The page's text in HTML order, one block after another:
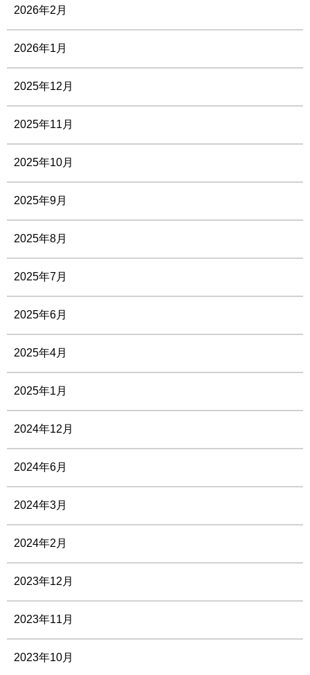
2026年2月
2026年1月
2025年12月
2025年11月
2025年10月
2025年9月
2025年8月
2025年7月
2025年6月
2025年4月
2025年1月
2024年12月
2024年6月
2024年3月
2024年2月
2023年12月
2023年11月
2023年10月